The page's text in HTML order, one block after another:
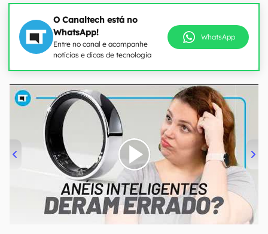
O Canaltech está no
WhatsApp!
Entre no canal e acompanhe
notícias e dicas de tecnologia
WhatsApp
00:00/21:11